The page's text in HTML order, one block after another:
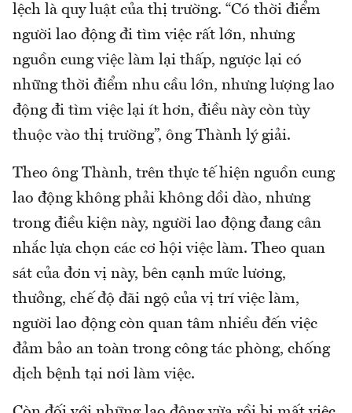
lệch là quy luật của thị trường. “Có thời điểm
người lao động đi tìm việc rất lớn, nhưng
nguồn cung việc làm lại thấp, ngược lại có
những thời điểm nhu cầu lớn, nhưng lượng lao
động đi tìm việc lại ít hơn, điều này còn tùy
thuộc vào thị trường”, ông Thành lý giải.
Theo ông Thành, trên thực tế hiện nguồn cung
lao động không phải không dồi dào, nhưng
trong điều kiện này, người lao động đang cân
nhắc lựa chọn các cơ hội việc làm. Theo quan
sát của đơn vị này, bên cạnh mức lương,
thưởng, chế độ đãi ngộ của vị trí việc làm,
người lao động còn quan tâm nhiều đến việc
đảm bảo an toàn trong công tác phòng, chống
dịch bệnh tại nơi làm việc.